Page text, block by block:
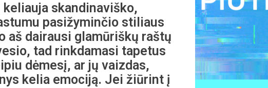
keliauja skandinaviško,
pasižyminčio stiliaus
aš dairausi glamūriškų raštų
tad rinkdamasi tapetus
dėmesį, ar jų vaizdas,
kelia emociją. Jei žiūrint į